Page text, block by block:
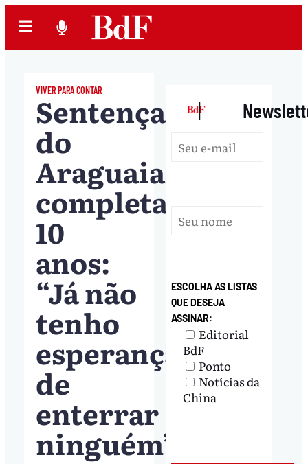
VIVER PARA CONTAR
Sentença
do
Araguaia
completa
10
anos:
“Já não
tenho
esperança
de
enterrar
ninguém”
|
ESCOLHA AS LISTAS
QUE DESEJA
ASSINAR:
Editorial
BdF
Ponto
Notícias da
China